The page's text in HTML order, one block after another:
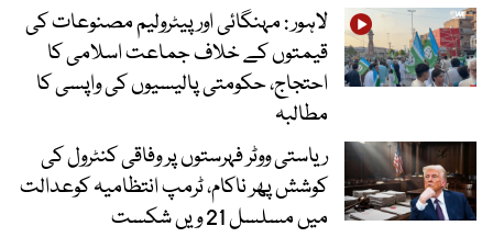
لاہور : مہنگائی اور پیٹرولیم مصنوعات کی
قیمتوں کے خلاف جماعت اسلامی کا
احتجاج، حکومتی پالیسیوں کی واپسی کا
مطالبہ
ریاستی ووٹر فہرستوں پر وفاقی کنٹرول کی
کوشش پھر ناکام، ٹرمپ انتظامیہ کوعدالت
میں مسلسل 21 ویں شکست